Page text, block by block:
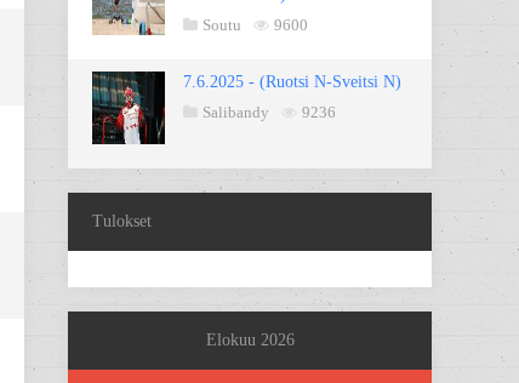
Soutu
9600
7.6.2025 - (Ruotsi N-Sveitsi N)
Salibandy
9236
Tulokset
Elokuu 2026